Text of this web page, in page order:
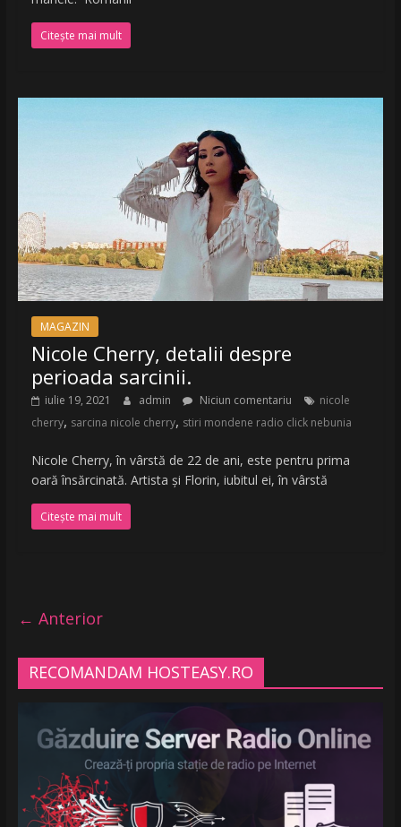
Citește mai mult
MAGAZIN
Nicole Cherry, detalii despre
perioada sarcinii.
iulie 19, 2021 admin Niciun comentariu
nicole
cherry, sarcina nicole cherry, stiri mondene radio click nebunia
Nicole Cherry, în vârstă de 22 de ani, este pentru prima
oară însărcinată. Artista și Florin, iubitul ei, în vârstă
Citește mai mult
← Anterior
RECOMANDAM HOSTEASY.RO